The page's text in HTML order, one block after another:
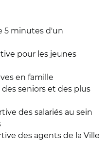
5 minutes d'un
pour les jeunes
en famille
seniors et des plus
des salariés au sein
des agents de la Ville